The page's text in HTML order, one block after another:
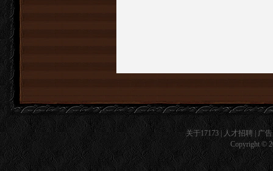
关于17173 人才招聘
广
Copyright ©